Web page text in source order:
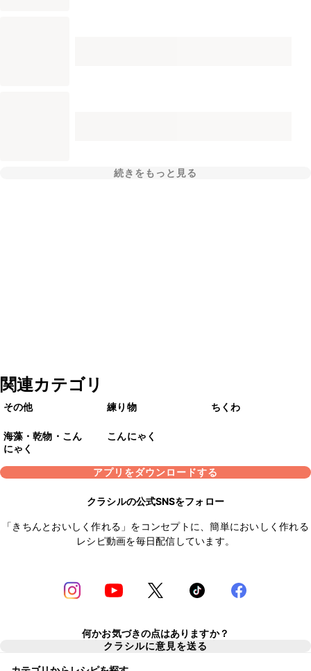
続きをもっと見る
関連カテゴリ
その他 練り物 ちくわ
海藻・乾物・こん
にゃく
こんにゃく
アプリをダウンロードする
クラシルの公式SNSをフォロー
「きちんとおいしく作れる」をコンセプトに、簡単においしく作れる
レシピ動画を毎日配信しています。
何かお気づきの点はありますか？
クラシルに意見を送る